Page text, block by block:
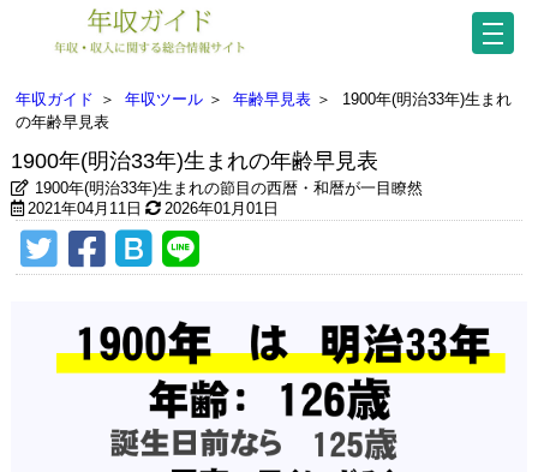
年収ガイド ＞ 年収ツール ＞ 年齢早見表 ＞
1900年(明治33年)生まれ
の年齢早見表
1900年(明治33年)生まれの年齢早見表
1900年(明治33年)生まれの節目の西暦・和暦が一目瞭然
2021年04月11日
2026年01月01日